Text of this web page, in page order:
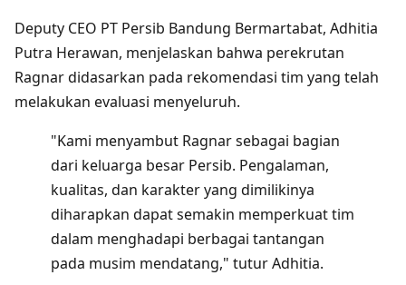
Deputy CEO PT Persib Bandung Bermartabat, Adhitia
Putra Herawan, menjelaskan bahwa perekrutan
Ragnar didasarkan pada rekomendasi tim yang telah
melakukan evaluasi menyeluruh.
"Kami menyambut Ragnar sebagai bagian
dari keluarga besar Persib. Pengalaman,
kualitas, dan karakter yang dimilikinya
diharapkan dapat semakin memperkuat tim
dalam menghadapi berbagai tantangan
pada musim mendatang," tutur Adhitia.